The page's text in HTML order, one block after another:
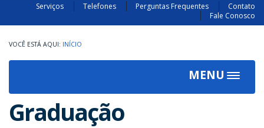
Serviços Telefones Perguntas Frequentes
Contato
Fale Conosco
INÍCIO
MENU
Toggle
Graduação